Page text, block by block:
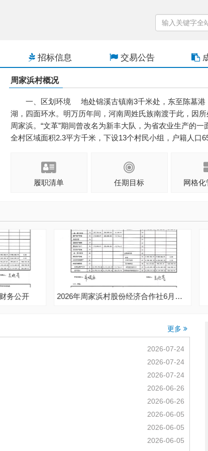
招标信息 交易公告
周家浜村概况
一、区划环境 地处锦溪古镇南3千米处，东至陈墓港
湖，四面环水。明万历年间，河南周姓氏族南渡于此，因
周家浜。“文革”期间曾改名为新丰大队，为省农业生产的一
全村区域面积2.3平方千米，下设13个村民小组，户籍人
履职清单 任期目标 网格化
2026年周家浜村6月份财务公开
更多
2026-07-24
2026-07-24
2026-07-24
2026-06-26
2026-06-26
2026-06-05
2026-06-05
2026-06-05